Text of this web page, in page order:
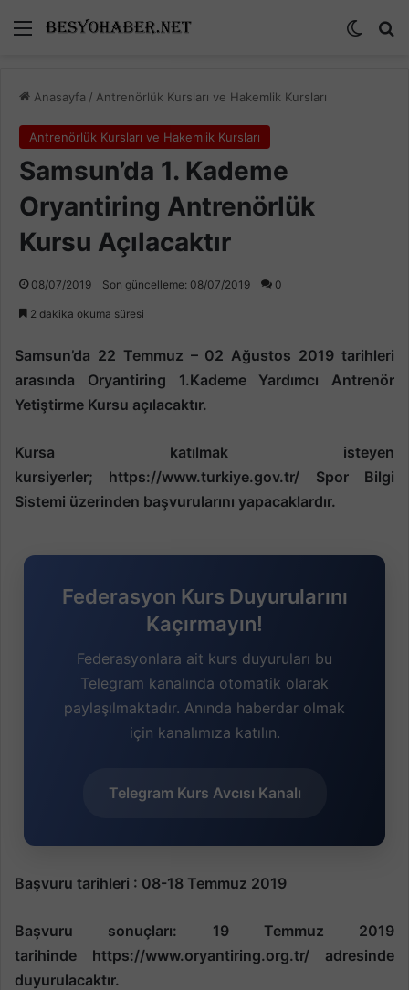
Menü Dış
Anasayfa / Antrenörlük Kursları ve Hakemlik Kursları
Antrenörlük Kursları ve Hakemlik Kursları
Samsun’da 1. Kademe
Oryantiring Antrenörlük
Kursu Açılacaktır
08/07/2019 Son güncelleme: 08/07/2019 0
2 dakika okuma süresi
Samsun’da 22 Temmuz – 02 Ağustos 2019 tarihleri
arasında Oryantiring 1.Kademe Yardımcı Antrenör
Yetiştirme Kursu açılacaktır.
Kursa katılmak isteyen
kursiyerler; https://www.turkiye.gov.tr/ Spor Bilgi
Sistemi üzerinden başvurularını yapacaklardır.
Federasyon Kurs Duyurularını
Kaçırmayın!
Federasyonlara ait kurs duyuruları bu
Telegram kanalında otomatik olarak
paylaşılmaktadır. Anında haberdar olmak
için kanalımıza katılın.
Telegram Kurs Avcısı Kanalı
Başvuru tarihleri : 08-18 Temmuz 2019
Başvuru sonuçları: 19 Temmuz 2019
tarihinde https://www.oryantiring.org.tr/ adresinde
duyurulacaktır.